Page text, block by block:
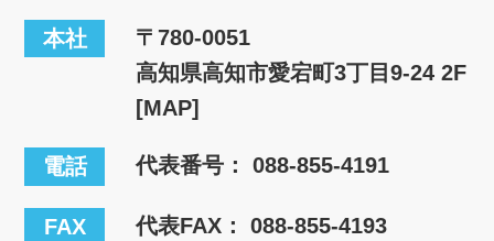
本社
〒780-0051
高知県高知市愛宕町3丁目9-24 2F
[MAP]
電話 代表番号：088-855-4191
FAX 代表FAX： 088-855-4193